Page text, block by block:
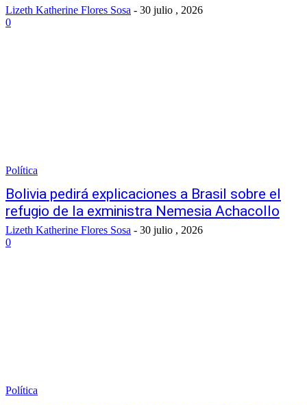
Lizeth Katherine Flores Sosa - 30 julio , 2026
0
Política
Bolivia pedirá explicaciones a Brasil sobre el
refugio de la exministra Nemesia Achacollo
Lizeth Katherine Flores Sosa - 30 julio , 2026
0
Política